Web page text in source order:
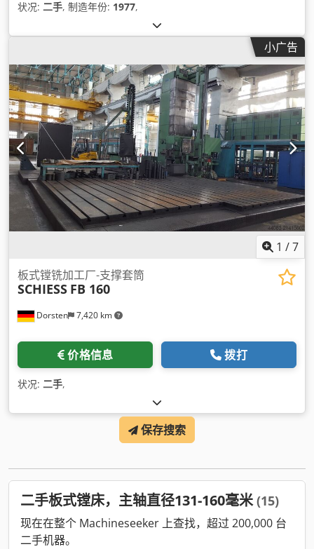
状况: 二手, 制造年份: 1977,
小广告
1 /7
Dorsten 7,420 km
板式镗铣加工厂-支撑套筒
SCHIESS FB 160
价格信息 拨打
状况: 二手,
保存搜索
二手板式镗床，主轴直径131-160毫米(15)
现在在整个 Machineseeker 上查找，超过 200,000 台
二手机器。